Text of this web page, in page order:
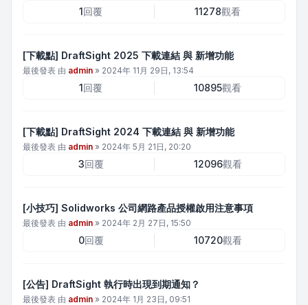
1回覆 11278觀看
[下載點] DraftSight 2025 下載連結 與 新增功能
最後發表 由 admin » 2024年 11月 29日, 13:54
1回覆 10895觀看
[下載點] DraftSight 2024 下載連結 與 新增功能
最後發表 由 admin » 2024年 5月 21日, 20:20
3回覆 12096觀看
[小技巧] Solidworks 公司網路產品授權啟用注意事項
最後發表 由 admin » 2024年 2月 27日, 15:50
0回覆 10720觀看
[公告] DraftSight 執行時出現到期通知？
最後發表 由 admin » 2024年 1月 23日, 09:51